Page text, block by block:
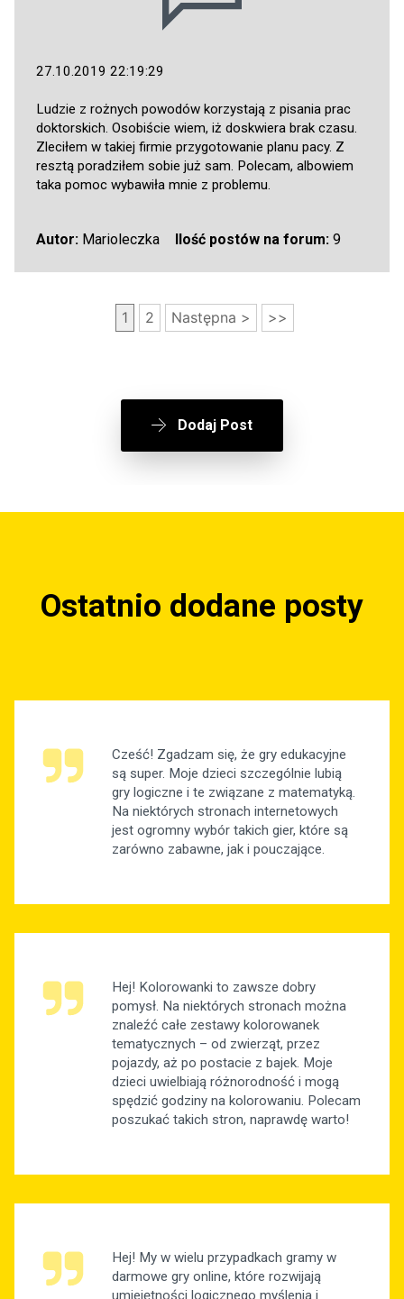
27.10.2019 22:19:29
Ludzie z rożnych powodów korzystają z pisania prac
doktorskich. Osobiście wiem, iż doskwiera brak czasu.
Zleciłem w takiej firmie przygotowanie planu pacy. Z
resztą poradziłem sobie już sam. Polecam, albowiem
taka pomoc wybawiła mnie z problemu.
Autor: Marioleczka Ilość postów na forum:9
1 2 Następna > >>
Dodaj Post
Ostatnio dodane posty
Cześć! Zgadzam się, że gry edukacyjne
są super. Moje dzieci szczególnie lubią
gry logiczne i te związane z matematyką.
Na niektórych stronach internetowych
jest ogromny wybór takich gier, które są
zarówno zabawne, jak i pouczające.
Hej! Kolorowanki to zawsze dobry
pomysł. Na niektórych stronach można
znaleźć całe zestawy kolorowanek
tematycznych – od zwierząt, przez
pojazdy, aż po postacie z bajek. Moje
dzieci uwielbiają różnorodność i mogą
spędzić godziny na kolorowaniu. Polecam
poszukać takich stron, naprawdę warto!
Hej! My w wielu przypadkach gramy w
darmowe gry online, które rozwijają
umiejętności logicznego myślenia i